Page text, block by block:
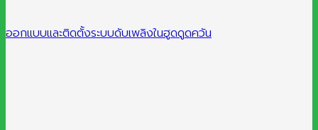
ออกแบบและติดตั้งระบบดับเพลิงในฮูดดูดควัน